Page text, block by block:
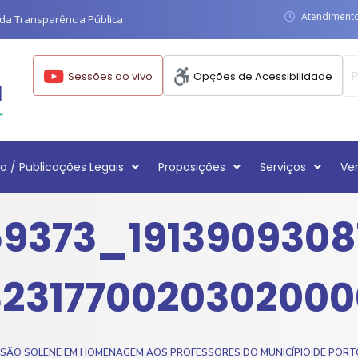
Transparência Pública
Sessões ao vivo Opções de Acessibilidade
/ Publicações Legais Proposições Serviços
SOLENE EM HOMENAGEM AOS PROFESSORES DO MUNICÍPIO DE